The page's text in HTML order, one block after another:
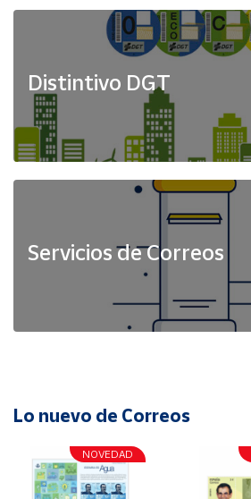
Distintivo DGT
Servicios de Correos
Lo nuevo de Correos
NOVEDAD